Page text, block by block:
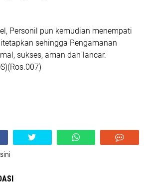
Personil pun kemudian menempati
sehingga Pengamanan
sukses, aman dan lancar.